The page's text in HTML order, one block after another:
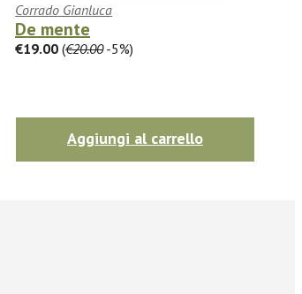
Corrado Gianluca
De mente
€19.00 (€20.00-5%)
Aggiungi al carrello